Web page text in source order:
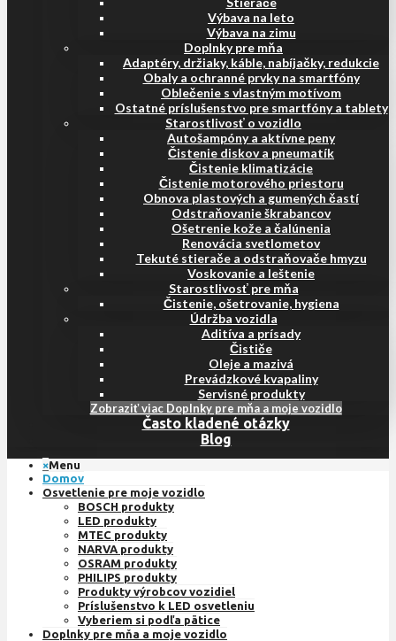
Výbava na leto
Výbava na zimu
Doplnky pre mňa
Adaptéry, držiaky, káble, nabíjačky, redukcie
Obaly a ochranné prvky na smartfóny
Oblečenie s vlastným motívom
Ostatné príslušenstvo pre smartfóny a tablety
Starostlivosť o vozidlo
Autošampóny a aktívne peny
Čistenie diskov a pneumatík
Čistenie klimatizácie
Čistenie motorového priestoru
Obnova plastových a gumených častí
Odstraňovanie škrabancov
Ošetrenie kože a čalúnenia
Renovácia svetlometov
Tekuté stierače a odstraňovače hmyzu
Voskovanie a leštenie
Starostlivosť pre mňa
Čistenie, ošetrovanie, hygiena
Údržba vozidla
Aditíva a prísady
Čističe
Oleje a mazivá
Prevádzkové kvapaliny
Servisné produkty
Zobraziť viac Doplnky pre mňa a moje vozidlo
Často kladené otázky
Blog
×Menu
Domov
Osvetlenie pre moje vozidlo
BOSCH produkty
LED produkty
MTEC produkty
NARVA produkty
OSRAM produkty
PHILIPS produkty
Produkty výrobcov vozidiel
Príslušenstvo k LED osvetleniu
Vyberiem si podľa pätice
Doplnky pre mňa a moje vozidlo